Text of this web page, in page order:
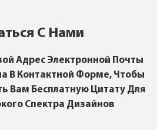
С Нами
Адрес Электронной Почты
В Контактной Форме, Чтобы
Вам Бесплатную Цитату Для
Спектра Дизайнов